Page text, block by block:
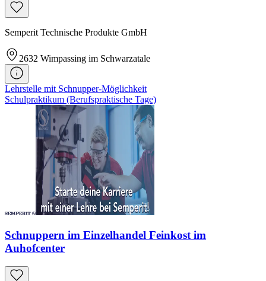
Semperit Technische Produkte GmbH
2632 Wimpassing im Schwarzatale
Lehrstelle mit Schnupper-Möglichkeit
Schulpraktikum (Berufspraktische Tage)
Schnuppern im Einzelhandel Feinkost im
Auhofcenter